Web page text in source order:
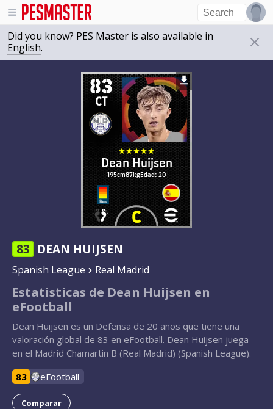
Did you know? PES Master is also available in
English.
83
CT
Dean Huijsen
195cm87kgEdad: 20
83 DEAN HUIJSEN
Spanish League Real Madrid
Estatisticas de Dean Huijsen en
eFootball
Dean Huijsen es un Defensa de 20 años que tiene una
valoración global de 83 en eFootball. Dean Huijsen juega
en el Madrid Chamartin B (Real Madrid) (Spanish League).
83
eFootball
Comparar